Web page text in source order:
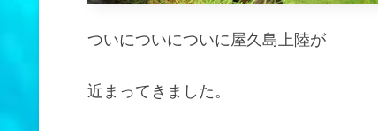
ついについについに屋久島上陸が
近まってきました。